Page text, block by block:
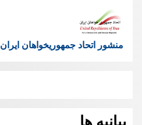
منشور اتحاد جمهوریخواهان ایران